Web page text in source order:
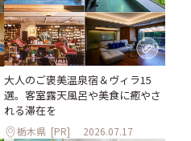
大人のご褒美温泉宿＆ヴィラ15
選。客室露天風呂や美食に癒やさ
れる滞在を
栃木県 [PR] 2026.07.17